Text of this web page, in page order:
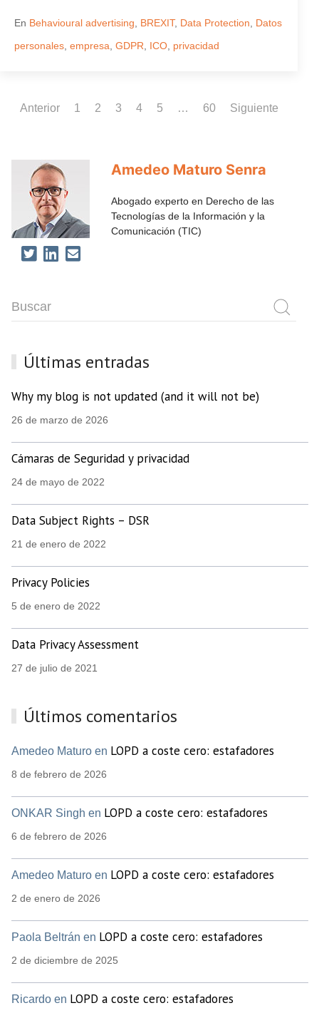
En Behavioural advertising BREXIT, Data Protection
Datos
personales empresa GDPR ICO privacidad
Anterior 1 2 3 4 5 … 60 Siguiente
Amedeo Maturo Senra
Abogado experto en Derecho de las
Tecnologías de la Información y la
Comunicación (TIC)
Últimas entradas
Why my blog is not updated (and it will not be)
26 de marzo de 2026
Cámaras de Seguridad y privacidad
24 de mayo de 2022
Data Subject Rights – DSR
21 de enero de 2022
Privacy Policies
5 de enero de 2022
Data Privacy Assessment
27 de julio de 2021
Últimos comentarios
Amedeo Maturo en LOPD a coste cero: estafadores
8 de febrero de 2026
ONKAR Singh en LOPD a coste cero: estafadores
6 de febrero de 2026
Amedeo Maturo en LOPD a coste cero: estafadores
2 de enero de 2026
Paola Beltrán en LOPD a coste cero: estafadores
2 de diciembre de 2025
Ricardo en LOPD a coste cero: estafadores